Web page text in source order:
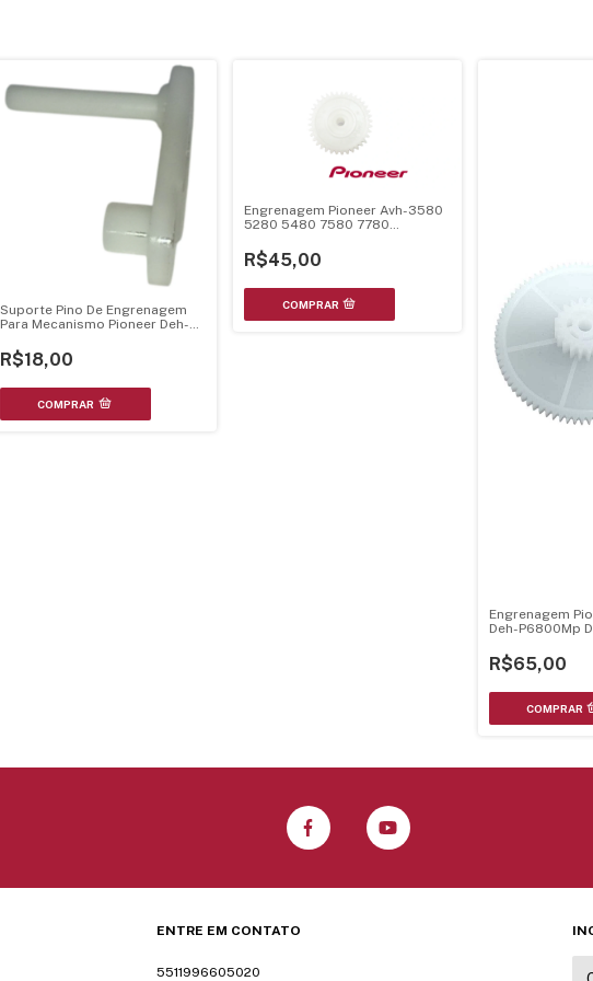
Suporte Pino De Engrenagem
Para Mecanismo Pioneer Deh-
R$18,00
Engrenagem Pioneer Avh-3580
5280 5480 7580 7780
R$45,00
Engrenagem
Deh-P6800Mp
R$65,00
ENTRE EM CONTATO
5511996605020